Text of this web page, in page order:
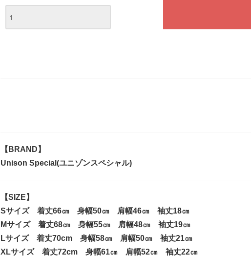
【BRAND】
Unison Special(ユニゾンスペシャル)
【SIZE】
Sサイズ 着丈66㎝ 身幅50㎝ 肩幅46㎝ 袖丈18㎝
Mサイズ 着丈68㎝ 身幅55㎝ 肩幅48㎝ 袖丈19㎝
Lサイズ 着丈70cm 身幅58㎝ 肩幅50㎝ 袖丈21㎝
XLサイズ 着丈72cm 身幅61㎝ 肩幅52㎝ 袖丈22㎝